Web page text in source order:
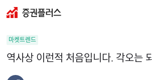
증
플
러
마켓트렌드
역사상 이런적 처음입니다. 각오는